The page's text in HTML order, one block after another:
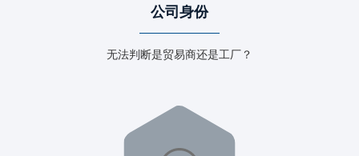
公司身份
无法判断是贸易商还是工厂？